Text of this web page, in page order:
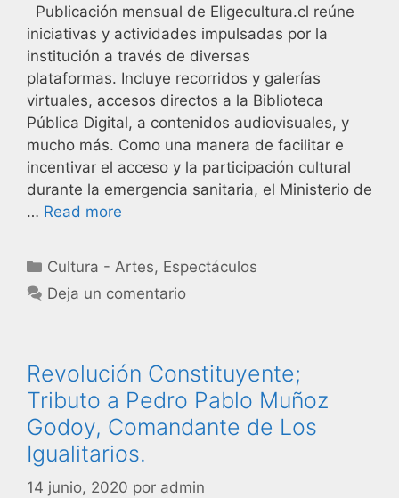
Publicación mensual de Eligecultura.cl reúne
iniciativas y actividades impulsadas por la
institución a través de diversas
plataformas. Incluye recorridos y galerías
virtuales, accesos directos a la Biblioteca
Pública Digital, a contenidos audiovisuales, y
mucho más. Como una manera de facilitar e
incentivar el acceso y la participación cultural
durante la emergencia sanitaria, el Ministerio de
… Read more
Cultura - Artes, Espectáculos
Deja un comentario
Revolución Constituyente;
Tributo a Pedro Pablo Muñoz
Godoy, Comandante de Los
Igualitarios.
14 junio, 2020 por admin